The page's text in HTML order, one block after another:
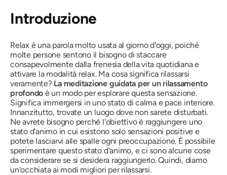
Introduzione
Relax è una parola molto usata al giorno d'oggi, poiché
molte persone sentono il bisogno di staccare
consapevolmente dalla frenesia della vita quotidiana e
attivare la modalità relax. Ma cosa significa rilassarsi
veramente? La meditazione guidata per un rilassamento
profondo è un modo per esplorare questa sensazione.
Significa immergersi in uno stato di calma e pace interiore.
Innanzitutto, trovate un luogo dove non sarete disturbati.
Ne avrete bisogno perché l'obiettivo è raggiungere uno
stato d'animo in cui esistono solo sensazioni positive e
potete lasciarvi alle spalle ogni preoccupazione. È possibile
sperimentare questo stato d'animo, e ci sono alcune cose
da considerare se si desidera raggiungerlo. Quindi, diamo
un'occhiata ai modi migliori per rilassarsi.